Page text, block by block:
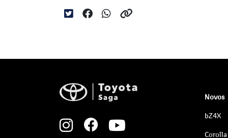
Novos
bZ4X
Corolla